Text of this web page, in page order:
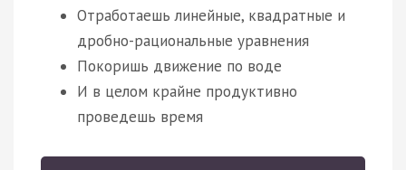
Отработаешь линейные, квадратные и
дробно-рациональные уравнения
Покоришь движение по воде
И в целом крайне продуктивно
проведешь время